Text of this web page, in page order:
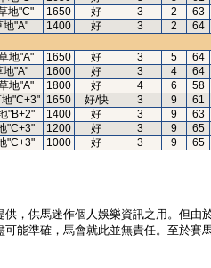
地"C" 1650 好 3 2
63
地"A" 1400 好 3 2
64
地"A" 1650 好 3 5
64
地"A" 1600 好 3 4
64
地"A" 1800 好 4 6
58
"C+3" 1650 好/快 3 9
61
"B+2" 1400 好 3 9
63
"C+3" 1200 好 3 9
65
"C+3" 1000 好 3 9 65
，供馬迷作個人娛樂資訊之用。但
可能準確，馬會就此並無責任。至於賽